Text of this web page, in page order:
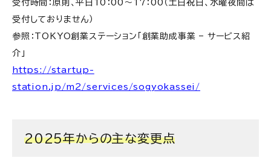
受付時間：原則、平日10：00～17：00（土日祝日、水曜夜間は
受付しておりません）
参照：TOKYO創業ステーション「創業助成事業 – サービス紹
介」
https://startup-
station.jp/m2/services/sogyokassei/
2025年からの主な変更点